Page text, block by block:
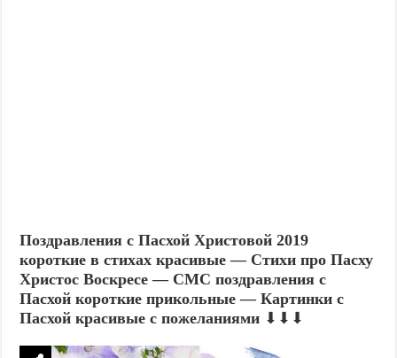
Поздравления с Пасхой Христовой 2019
короткие в стихах красивые — Стихи про Пасху
Христос Воскресе — СМС поздравления с
Пасхой короткие прикольные — Картинки с
Пасхой красивые с пожеланиями ⬇⬇⬇